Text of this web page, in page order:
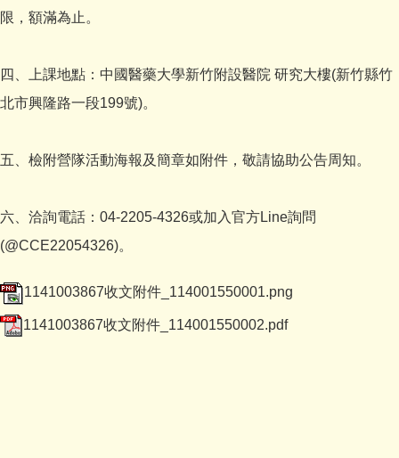
限，額滿為止。
四、上課地點：中國醫藥大學新竹附設醫院 研究大樓(新竹縣竹
北市興隆路一段199號)。
五、檢附營隊活動海報及簡章如附件，敬請協助公告周知。
六、洽詢電話：04-2205-4326或加入官方Line詢問
(@CCE22054326)。
1141003867收文附件_114001550001.png
1141003867收文附件_114001550002.pdf